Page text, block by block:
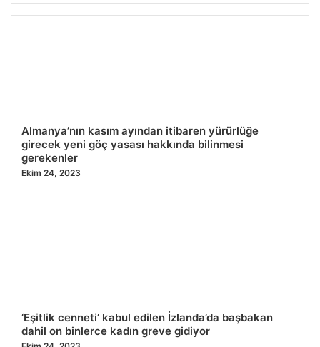
Almanya’nın kasım ayından itibaren yürürlüğe
girecek yeni göç yasası hakkında bilinmesi
gerekenler
Ekim 24, 2023
‘Eşitlik cenneti’ kabul edilen İzlanda’da başbakan
dahil on binlerce kadın greve gidiyor